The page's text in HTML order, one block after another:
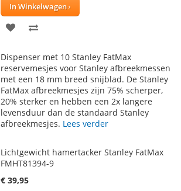
In Winkelwagen
VOEG
AAN
VERLANGLIJST
TE
VERGELIJKEN
Dispenser met 10 Stanley FatMax
reservemesjes voor Stanley afbreekmessen
met een 18 mm breed snijblad. De Stanley
FatMax afbreekmesjes zijn 75% scherper,
20% sterker en hebben een 2x langere
levensduur dan de standaard Stanley
afbreekmesjes. Lees verder
Lichtgewicht hamertacker Stanley FatMax
FMHT81394-9
€ 39,95